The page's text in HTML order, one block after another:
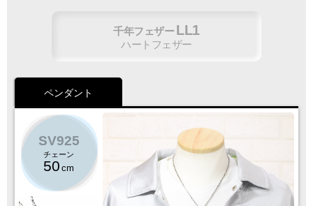
キャンセル・返品不可
千年フェザー LL1
ハートフェザー
ペンダント
SV925
チェーン
50 cm